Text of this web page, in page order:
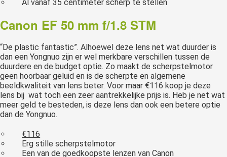
Al vanaf 35 centimeter scherp te stellen
Canon EF 50 mm f/1.8 STM
“De plastic fantastic”. Alhoewel deze lens net wat duurder is
dan een Yongnuo zijn er wel merkbare verschillen tussen de
duurdere en de budget optie. Zo maakt de scherpstelmotor
geen hoorbaar geluid en is de scherpte en algemene
beeldkwaliteit van lens beter. Voor maar €116 koop je deze
lens bij wat toch een zeer aantrekkelijke prijs is. Heb je net wat
meer geld te besteden, is deze lens dan ook een betere optie
dan de Yongnuo.
€116
Erg stille scherpstelmotor
Een van de goedkoopste lenzen van Canon